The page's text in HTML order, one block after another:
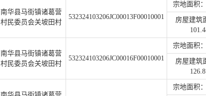
南华县马街镇诸葛营
村民委员会关坡田村
532324103206JC00013F00010001
宗地面积
房屋建筑
南华县马街镇诸葛营
村民委员会关坡田村
532324103206JC00016F00010001
宗地面积
房屋建筑
宗地面积